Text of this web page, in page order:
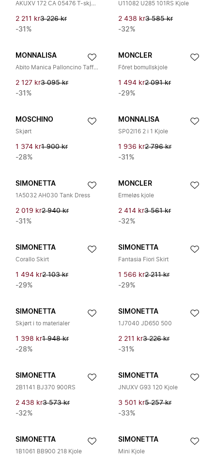
AKUXV 172 CA 05476 T-skjorte og skjørt sett
2 211 kr3 226 kr
-31%
U11082 U285 101RS Kjole
2 438 kr3 585 kr
-32%
MONNALISA
Abito Manica Palloncino Taffetta Rose
2 127 kr3 095 kr
-31%
MONCLER
Fôret bomullskjole
1 494 kr2 091 kr
-29%
MOSCHINO
Skjørt
1 374 kr1 900 kr
-28%
MONNALISA
SP02I16 2 i 1 Kjole
1 936 kr2 796 kr
-31%
SIMONETTA
1A5032 AH030 Tank Dress
2 019 kr2 940 kr
-31%
MONCLER
Ermeløs kjole
2 414 kr3 561 kr
-32%
SIMONETTA
Corallo Skirt
1 494 kr2 103 kr
-29%
SIMONETTA
Fantasia Fiori Skirt
1 566 kr2 211 kr
-29%
SIMONETTA
Skjørt i to materialer
1 398 kr1 948 kr
-28%
SIMONETTA
1J7040 JD650 500
2 211 kr3 226 kr
-31%
SIMONETTA
2B1141 BJ370 900RS
2 438 kr3 573 kr
-32%
SIMONETTA
JNUXV G93 120 Kjole
3 501 kr5 257 kr
-33%
SIMONETTA
1B1061 BB900 218 Kjole
SIMONETTA
Mini Kjole